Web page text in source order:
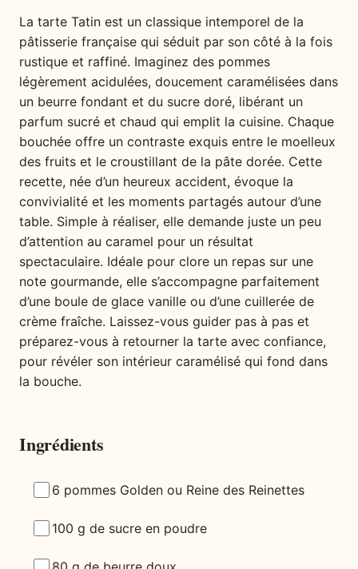
La tarte Tatin est un classique intemporel de la
pâtisserie française qui séduit par son côté à la fois
rustique et raffiné. Imaginez des pommes
légèrement acidulées, doucement caramélisées dans
un beurre fondant et du sucre doré, libérant un
parfum sucré et chaud qui emplit la cuisine. Chaque
bouchée offre un contraste exquis entre le moelleux
des fruits et le croustillant de la pâte dorée. Cette
recette, née d’un heureux accident, évoque la
convivialité et les moments partagés autour d’une
table. Simple à réaliser, elle demande juste un peu
d’attention au caramel pour un résultat
spectaculaire. Idéale pour clore un repas sur une
note gourmande, elle s’accompagne parfaitement
d’une boule de glace vanille ou d’une cuillerée de
crème fraîche. Laissez-vous guider pas à pas et
préparez-vous à retourner la tarte avec confiance,
pour révéler son intérieur caramélisé qui fond dans
la bouche.
Ingrédients
6 pommes Golden ou Reine des Reinettes
100 g de sucre en poudre